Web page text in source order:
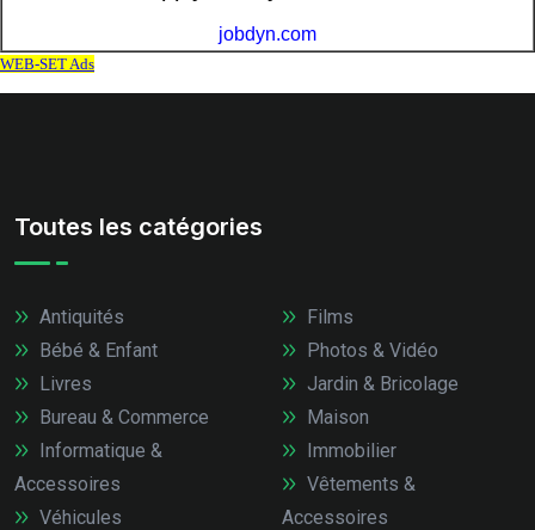
Toutes les catégories
Antiquités
Bébé & Enfant
Livres
Bureau & Commerce
Informatique &
Accessoires
Véhicules
Films
Photos & Vidéo
Jardin & Bricolage
Maison
Immobilier
Vêtements &
Accessoires